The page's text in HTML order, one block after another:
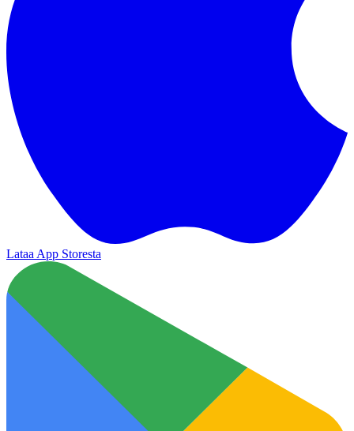
Lataa App Storesta